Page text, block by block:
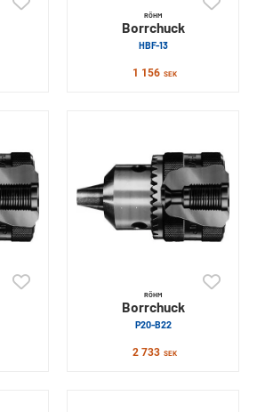
RÖHM
Borrchuck
HBF-13
1 156 SEK
RÖHM
Borrchuck
P20-B22
2 733 SEK